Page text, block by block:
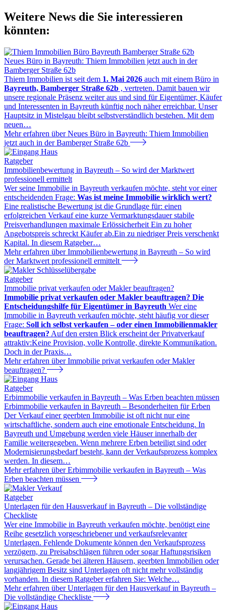
Weitere News die Sie interessieren
könnten:
Neues Büro in Bayreuth: Thiem Immobilien jetzt auch in der
Bamberger Straße 62b
Thiem Immobilien ist seit dem 1. Mai 2026 auch mit einem Büro in
Bayreuth, Bamberger Straße 62b , vertreten. Damit bauen wir
unsere regionale Präsenz weiter aus und sind für Eigentümer, Käufer
und Interessenten in Bayreuth künftig noch näher erreichbar. Unser
Hauptsitz in Mistelgau bleibt selbstverständlich bestehen. Mit dem
neuen…
Mehr erfahren über Neues Büro in Bayreuth: Thiem Immobilien
jetzt auch in der Bamberger Straße 62b
Ratgeber
Immobilienbewertung in Bayreuth – So wird der Marktwert
professionell ermittelt
Wer seine Immobilie in Bayreuth verkaufen möchte, steht vor einer
entscheidenden Frage: Was ist meine Immobilie wirklich wert?
Eine realistische Bewertung ist die Grundlage für: einen
erfolgreichen Verkauf eine kurze Vermarktungsdauer stabile
Preisverhandlungen maximale Erlössicherheit Ein zu hoher
Angebotspreis schreckt Käufer ab.Ein zu niedriger Preis verschenkt
Kapital. In diesem Ratgeber…
Mehr erfahren über Immobilienbewertung in Bayreuth – So wird
der Marktwert professionell ermittelt
Ratgeber
Immobilie privat verkaufen oder Makler beauftragen?
Immobilie privat verkaufen oder Makler beauftragen? Die
Entscheidungshilfe für Eigentümer in Bayreuth Wer eine
Immobilie in Bayreuth verkaufen möchte, steht häufig vor dieser
Frage: Soll ich selbst verkaufen – oder einen Immobilienmakler
beauftragen? Auf den ersten Blick erscheint der Privatverkauf
attraktiv:Keine Provision, volle Kontrolle, direkte Kommunikation.
Doch in der Praxis…
Mehr erfahren über Immobilie privat verkaufen oder Makler
beauftragen?
Ratgeber
Erbimmobilie verkaufen in Bayreuth – Was Erben beachten müssen
Erbimmobilie verkaufen in Bayreuth – Besonderheiten für Erben
Der Verkauf einer geerbten Immobilie ist oft nicht nur eine
wirtschaftliche, sondern auch eine emotionale Entscheidung. In
Bayreuth und Umgebung werden viele Häuser innerhalb der
Familie weitergegeben. Wenn mehrere Erben beteiligt sind oder
Modernisierungsbedarf besteht, kann der Verkaufsprozess komplex
werden. In diesem…
Mehr erfahren über Erbimmobilie verkaufen in Bayreuth – Was
Erben beachten müssen
Ratgeber
Unterlagen für den Hausverkauf in Bayreuth – Die vollständige
Checkliste
Wer eine Immobilie in Bayreuth verkaufen möchte, benötigt eine
Reihe gesetzlich vorgeschriebener und verkaufsrelevanter
Unterlagen. Fehlende Dokumente können den Verkaufsprozess
verzögern, zu Preisabschlägen führen oder sogar Haftungsrisiken
verursachen. Gerade bei älteren Häusern, geerbten Immobilien oder
langjährigem Besitz sind Unterlagen oft nicht mehr vollständig
vorhanden. In diesem Ratgeber erfahren Sie: Welche…
Mehr erfahren über Unterlagen für den Hausverkauf in Bayreuth –
Die vollständige Checkliste